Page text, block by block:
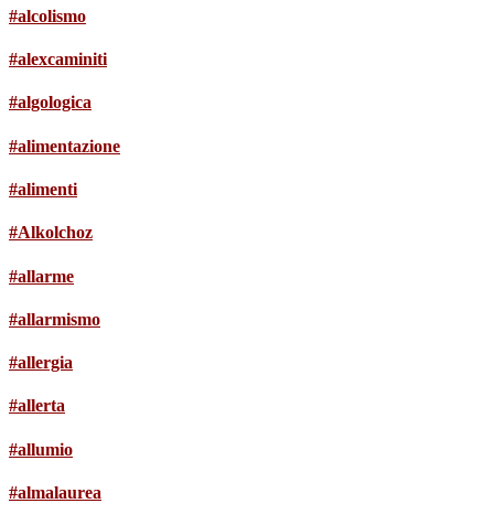
#alcolismo
#alexcaminiti
#algologica
#alimentazione
#alimenti
#Alkolchoz
#allarme
#allarmismo
#allergia
#allerta
#allumio
#almalaurea